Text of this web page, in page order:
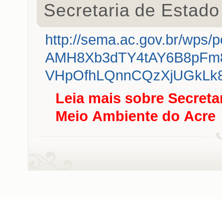
Secretaria de
http://sema.ac.gov.br/wps/
Leia mais sobre
Meio Ambiente do Acre